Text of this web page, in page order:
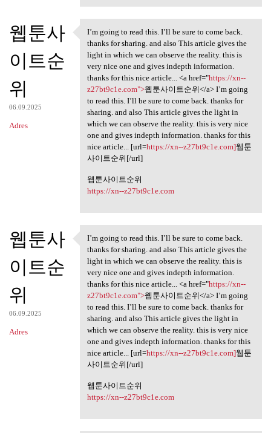
웹툰사
이트순
위
06.09.2025
Adres
I’m going to read this. I’ll
I’m going to read this. I’ll be sure to come back.
thanks for sharing. and also This article gives the
light in which we can observe the reality. this is
very nice one and gives indepth information.
thanks for this nice article... <a href="https://xn--
z27bt9c1e.com">웹툰사이트순위</a> I’m going
to read this. I’ll be sure to come back. thanks for
sharing. and also This article gives the light in
which we can observe the reality. this is very nice
one and gives indepth information. thanks for this
nice article... [url=https://xn--z27bt9c1e.com]웹툰
사이트순위[/url]
웹툰사이트순위
https://xn--z27bt9c1e.com
웹툰사
이트순
위
06.09.2025
Adres
I’m going to read this. I’ll
I’m going to read this. I’ll be sure to come back.
thanks for sharing. and also This article gives the
light in which we can observe the reality. this is
very nice one and gives indepth information.
thanks for this nice article... <a href="https://xn--
z27bt9c1e.com">웹툰사이트순위</a> I’m going
to read this. I’ll be sure to come back. thanks for
sharing. and also This article gives the light in
which we can observe the reality. this is very nice
one and gives indepth information. thanks for this
nice article... [url=https://xn--z27bt9c1e.com]웹툰
사이트순위[/url]
웹툰사이트순위
https://xn--z27bt9c1e.com